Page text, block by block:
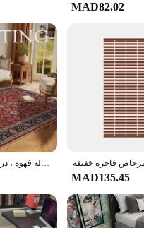
MAD82.02
سجادة كبيرة مخملية كريستالية بوهيمية من الفايكاما ، سجادة مقاومة للماء ، غرفة معيشة ، غرفة نوم ، أريكة ، طاولة قهوة ، دراسة ، مانعة للانزلاق
MAD135.45